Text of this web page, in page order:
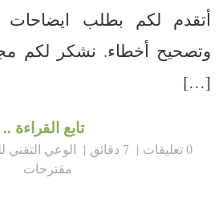
أتقدم لكم بطلب ايضاحات
وتصحيح أخطاء. نشكر لكم
[…]
تابع القراءة ..
0 تعليقات 7 دقائق الوعي التقني
مقترحات